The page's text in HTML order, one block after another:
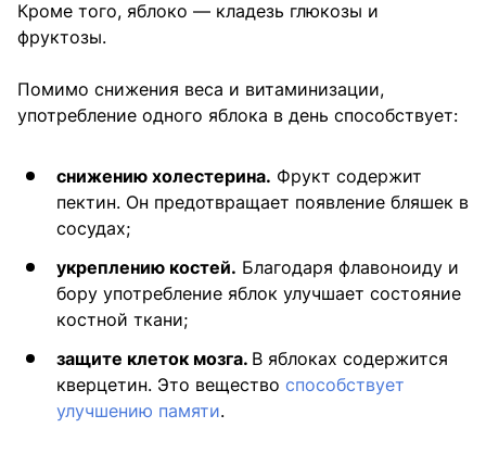
Кроме того, яблоко — кладезь глюкозы и
фруктозы.
Помимо снижения веса и витаминизации,
употребление одного яблока в день способствует:
снижению холестерина. Фрукт содержит
пектин. Он предотвращает появление бляшек в
сосудах;
укреплению костей. Благодаря флавоноиду и
бору употребление яблок улучшает состояние
костной ткани;
защите клеток мозга. В яблоках содержится
кверцетин. Это вещество способствует
улучшению памяти.